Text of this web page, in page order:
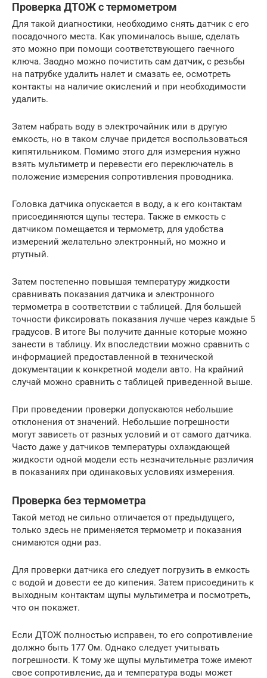
Проверка ДТОЖ с термометром
Для такой диагностики, необходимо снять датчик с его
посадочного места. Как упоминалось выше, сделать
это можно при помощи соответствующего гаечного
ключа. Заодно можно почистить сам датчик, с резьбы
на патрубке удалить налет и смазать ее, осмотреть
контакты на наличие окислений и при необходимости
удалить.
Затем набрать воду в электрочайник или в другую
емкость, но в таком случае придется воспользоваться
кипятильником. Помимо этого для измерения нужно
взять мультиметр и перевести его переключатель в
положение измерения сопротивления проводника.
Головка датчика опускается в воду, а к его контактам
присоединяются щупы тестера. Также в емкость с
датчиком помещается и термометр, для удобства
измерений желательно электронный, но можно и
ртутный.
Затем постепенно повышая температуру жидкости
сравнивать показания датчика и электронного
термометра в соответствии с таблицей. Для большей
точности фиксировать показания лучше через каждые 5
градусов. В итоге Вы получите данные которые можно
занести в таблицу. Их впоследствии можно сравнить с
информацией предоставленной в технической
документации к конкретной модели авто. На крайний
случай можно сравнить с таблицей приведенной выше.
При проведении проверки допускаются небольшие
отклонения от значений. Небольшие погрешности
могут зависеть от разных условий и от самого датчика.
Часто даже у датчиков температуры охлаждающей
жидкости одной модели есть незначительные различия
в показаниях при одинаковых условиях измерения.
Проверка без термометра
Такой метод не сильно отличается от предыдущего,
только здесь не применяется термометр и показания
снимаются одни раз.
Для проверки датчика его следует погрузить в емкость
с водой и довести ее до кипения. Затем присоединить к
выходным контактам щупы мультиметра и посмотреть,
что он покажет.
Если ДТОЖ полностью исправен, то его сопротивление
должно быть 177 Ом. Однако следует учитывать
погрешности. К тому же щупы мультиметра тоже имеют
свое сопротивление, да и температура воды может